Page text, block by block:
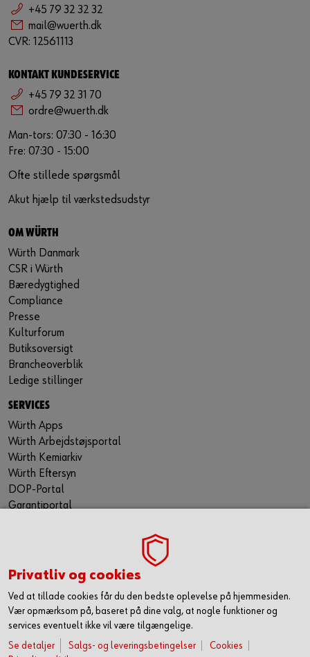
+45 79 32 32 32
mail@wuerth.dk
CVR: 12561113
KONTAKT KUNDESERVICE
+45 79 32 31 70
ordre@wuerth.dk
Man-tors: 07:30 - 16:30
Fre: 07:30 - 15:00
Ofte stillede spørgsmål
Akut hjælp til værkstedsudstyr
OM WÜRTH
Würth Danmark
CSR i Würth
Bæredygtighed
Compliance
Presse
Kulturforum
Butiksoversigt
Brancheoverblik
Ledige stillinger
SERVICES
Würth Apps
Würth Arbejdstøjsportal
Würth Kemiarkiv
Würth Eftersyn
DOP-Portal
Garantiportal
WÜRTH TECHNICAL SOFTWARE II
Gå ikke glip af nyheder og skarpe tilbud. Hold dig opdateret
via vores nyhedsbrev. Så får du de seneste nyheder, gode
tilbud og kampagner samt tips og tricks direkte i din
mailindbakke.
Du tilmelder dig her
Privatliv og cookies
Ved at tillade cookies får du den bedste oplevelse på hjemmesiden.
Vær opmærksom på, baseret på dine valg, at nogle funktioner og
services eventuelt ikke vil være tilgængelige.
Se detaljer
Salgs- og leveringsbetingelser
Cookies